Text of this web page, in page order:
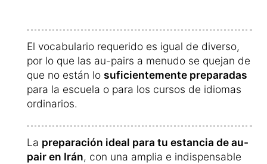
El vocabulario requerido es igual de diverso,
por lo que las au-pairs a menudo se quejan de
que no están lo suficientemente preparadas
para la escuela o para los cursos de idiomas
ordinarios.
La preparación ideal para tu estancia de au-
pair en Irán, con una amplia e indispensable